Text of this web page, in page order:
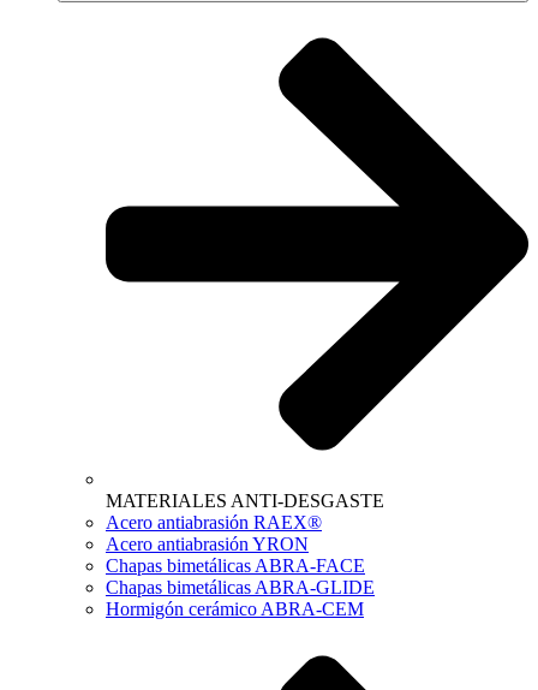
MATERIALES ANTI-DESGASTE
Acero antiabrasión RAEX®
Acero antiabrasión YRON
Chapas bimetálicas ABRA-FACE
Chapas bimetálicas ABRA-GLIDE
Hormigón cerámico ABRA-CEM